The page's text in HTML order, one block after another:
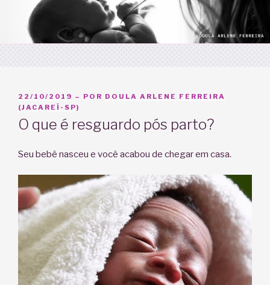
PUBLICADO
EM
22/10/2019 – POR DOULA ARLENE FERREIRA
(JACAREÍ-SP)
O que é resguardo pós parto?
Seu bebê nasceu e você acabou de chegar em casa.